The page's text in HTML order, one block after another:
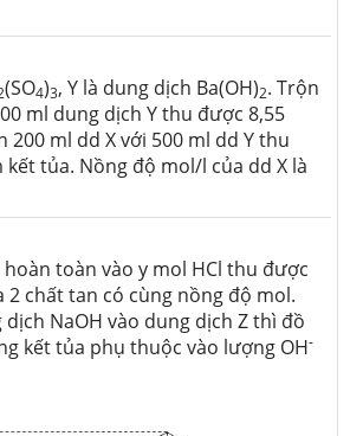
(SO4)3, Y là dung dịch Ba(OH)2. Trộn
ml dung dịch Y thu được 8,55
200 ml dd X với 500 ml dd Y thu
kết tủa. Nồng độ mol/l của dd X là
hoàn toàn vào y mol HCl thu được
2 chất tan có cùng nồng độ mol.
NaOH vào dung dịch Z thì đồ
kết tủa phụ thuộc vào lượng OH-